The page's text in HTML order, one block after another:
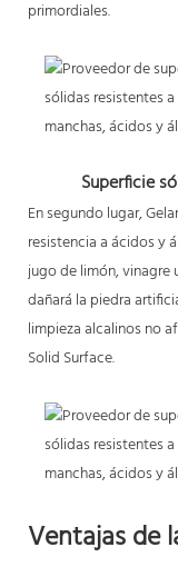
primordiales.
Superficie
En segundo lugar,
resistencia a ácidos y
jugo de limón, vinagre
dañará la piedra
limpieza alcalinos no
Solid Surface.
Ventajas de